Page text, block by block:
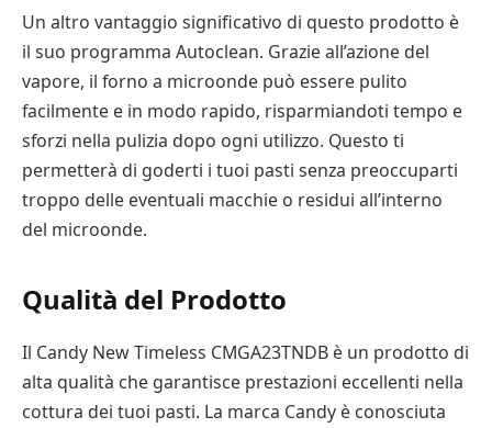
Un altro vantaggio significativo di questo prodotto è
il suo programma Autoclean. Grazie all’azione del
vapore, il forno a microonde può essere pulito
facilmente e in modo rapido, risparmiandoti tempo e
sforzi nella pulizia dopo ogni utilizzo. Questo ti
permetterà di goderti i tuoi pasti senza preoccuparti
troppo delle eventuali macchie o residui all’interno
del microonde.
Qualità del Prodotto
Il Candy New Timeless CMGA23TNDB è un prodotto di
alta qualità che garantisce prestazioni eccellenti nella
cottura dei tuoi pasti. La marca Candy è conosciuta